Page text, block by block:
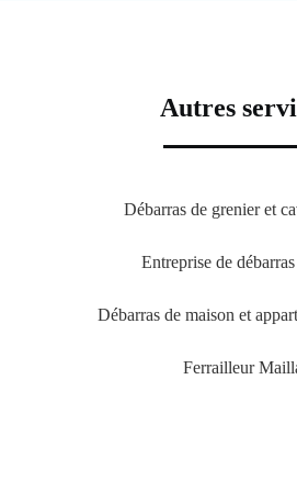
Autres
Débarras de grenier et
Entreprise de
Débarras de maison et
Ferrailleur